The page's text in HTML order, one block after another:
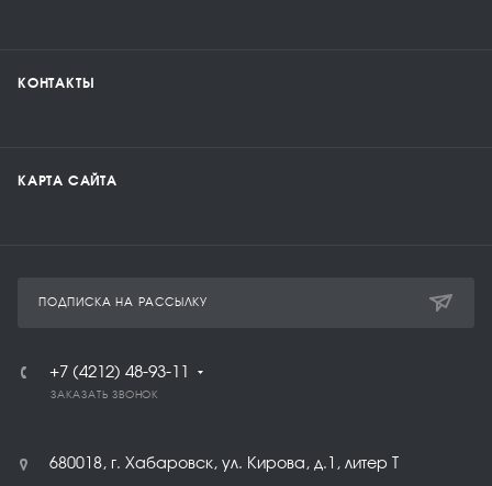
КОНТАКТЫ
КАРТА САЙТА
ПОДПИСКА НА РАССЫЛКУ
+7 (4212) 48-93-11
ЗАКАЗАТЬ ЗВОНОК
680018, г. Хабаровск, ул. Кирова, д.1, литер Т